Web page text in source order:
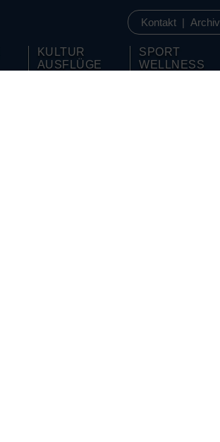
Kontakt | Archiv
KULTUR
AUSFLÜGE
SPORT
WELLNESS